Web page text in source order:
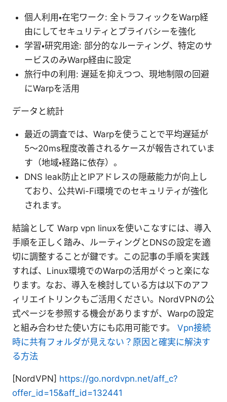
個人利用・在宅ワーク: 全トラフィックをWarp経
由にしてセキュリティとプライバシーを強化
学習・研究用途: 部分的なルーティング、特定のサ
ービスのみWarp経由に設定
旅行中の利用: 遅延を抑えつつ、現地制限の回避
にWarpを活用
データと統計
最近の調査では、Warpを使うことで平均遅延が
5〜20ms程度改善されるケースが報告されていま
す（地域・経路に依存）。
DNS leak防止とIPアドレスの隠蔽能力が向上し
ており、公共Wi-Fi環境でのセキュリティが強化
されます。
結論として Warp vpn linuxを使いこなすには、導入
手順を正しく踏み、ルーティングとDNSの設定を適
切に調整することが鍵です。この記事の手順を実践
すれば、Linux環境でのWarpの活用がぐっと楽にな
ります。なお、導入を検討している方は以下のアフ
ィリエイトリンクもご活用ください。NordVPNの公
式ページを参照する機会がありますが、Warpの設定
と組み合わせた使い方にも応用可能です。 Vpn接続
時に共有フォルダが見えない？原因と確実に解決す
る方法
[NordVPN] https://go.nordvpn.net/aff_c?
offer_id=15&aff_id=132441